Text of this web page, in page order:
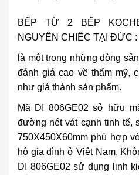
BẾP TỪ 2 BẾP
NGUYÊN CHIẾC TẠI ĐỨC :
là một trong những dòng
đánh giá cao về thẩm mỹ,
như giá thành sản phẩm.
Mã DI 806GE02 sở hữu
đường nét vát cạnh tinh tế,
750X450X60mm phù hợp
hộ gia đình ở Việt Nam.
DI 806GE02 sử dụng linh